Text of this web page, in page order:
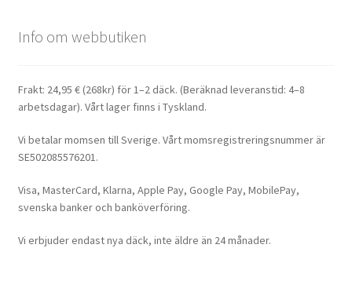
Info om webbutiken
Frakt: 24,95 € (268kr) för 1–2 däck. (Beräknad leveranstid: 4–8
arbetsdagar). Vårt lager finns i Tyskland.
Vi betalar momsen till Sverige. Vårt momsregistreringsnummer är
SE502085576201.
Visa, MasterCard, Klarna, Apple Pay, Google Pay, MobilePay,
svenska banker och banköverföring.
Vi erbjuder endast nya däck, inte äldre än 24 månader.